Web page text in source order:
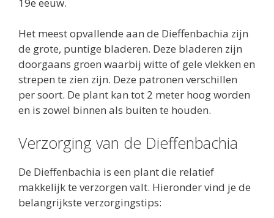
Het meest opvallende aan de Dieffenbachia zijn
de grote, puntige bladeren. Deze bladeren zijn
doorgaans groen waarbij witte of gele vlekken en
strepen te zien zijn. Deze patronen verschillen
per soort. De plant kan tot 2 meter hoog worden
en is zowel binnen als buiten te houden.
Verzorging van de Dieffenbachia
De Dieffenbachia is een plant die relatief
makkelijk te verzorgen valt. Hieronder vind je de
belangrijkste verzorgingstips: